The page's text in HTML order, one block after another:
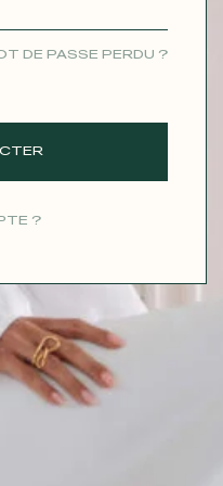
DE PASSE PERDU ?
?